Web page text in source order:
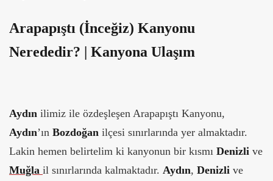
Arapapıştı (İnceğiz) Kanyonu
Nerededir? | Kanyona Ulaşım
Aydın ilimiz ile özdeşleşen Arapapıştı Kanyonu,
Aydın’ın Bozdoğan ilçesi sınırlarında yer almaktadır.
Lakin hemen belirtelim ki kanyonun bir kısmı Denizli ve
Muğla il sınırlarında kalmaktadır. Aydın, Denizli ve